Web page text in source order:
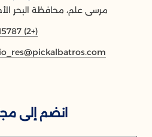
مرسى علم، محافظة البحر الأحمر
(+2) 15787
انضم إلى